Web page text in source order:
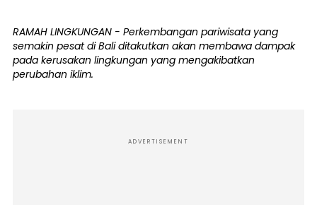
RAMAH LINGKUNGAN - Perkembangan pariwisata yang
semakin pesat di Bali ditakutkan akan membawa dampak
pada kerusakan lingkungan yang mengakibatkan
perubahan iklim.
ADVERTISEMENT